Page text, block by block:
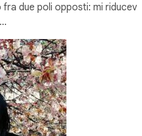
due poli opposti: mi